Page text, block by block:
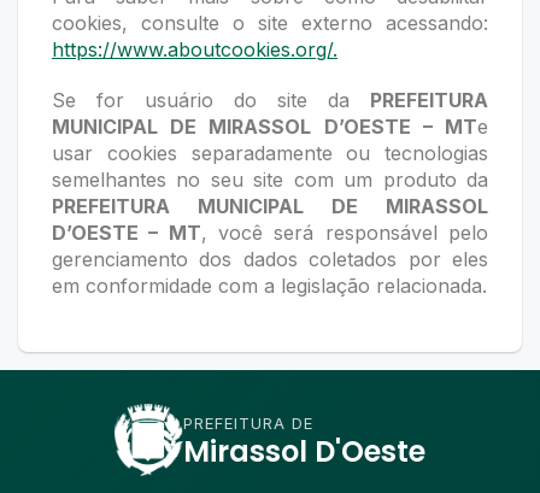
cookies, consulte o site externo acessando:
https://www.aboutcookies.org/.
Se for usuário do site da PREFEITURA
MUNICIPAL DE MIRASSOL D’OESTE – MTe
usar cookies separadamente ou tecnologias
semelhantes no seu site com um produto da
PREFEITURA MUNICIPAL DE MIRASSOL
D’OESTE – MT, você será responsável pelo
gerenciamento dos dados coletados por eles
em conformidade com a legislação relacionada.
PREFEITURA DE
Mirassol D'Oeste